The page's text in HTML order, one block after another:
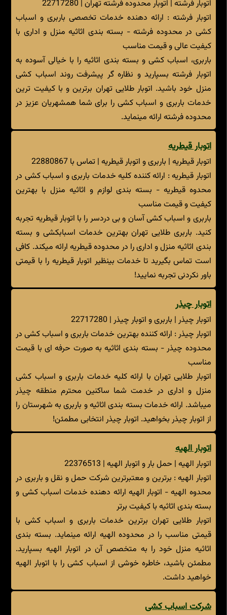
اتوبار فرشته | اتوبار محدوده فرشته تهران | 22717280
اتوبار فرشته : ارائه دهنده خدمات تخصصی باربری و اسباب
کشی در محدوده فرشته - بسته بندی اثاثیه منزل و اداری با
کیفیت عالی و قیمت مناسب
باربری، اسباب کشی و بسته بندی اثاثیه را با خیالی آسوده به
اتوبار فرشته بسپارید و نظاره گر پیشرفت روند اسباب کشی
منزل خود باشید. اتوبار طلایی تهران برترین و با کیفیت ترین
خدمات باربری و اسباب کشی را برای شما همشهریان عزیز در
محدوده فرشته ارائه مینماید.
اتوبار قیطریه
اتوبار قیطریه | باربری و اتوبار قیطریه | تماس با 22880867
اتوبار قیطریه : ارائه کننده کلیه خدمات باربری و اسباب کشی در
محدوه قیطریه - بسته بندی لوازم و اثاثیه منزل با بهترین
کیفیت و قیمت مناسب
باربری و اسباب کشی آسان و بی دردسر را با اتوبار قیطریه تجربه
کنید. باربری طلایی تهران بهترین خدمات اسبابکشی و بسته
بندی اثاثیه منزل و اداری را در محدوده قیطریه ارائه میکند. کافی
است تماس بگیرید تا خدمات بینظیر اتوبار قیطریه را با قیمتی
باور نکردنی تجربه نمایید!
اتوبار چیذر
اتوبار چیذر | باربری و اتوبار چیذر | 22717280
اتوبار چیذر : ارائه کننده بهترین خدمات باربری و اسباب کشی در
محدوده چیذر - بسته بندی اثاثیه به صورت حرفه ای با قیمت
مناسب
اتوبار طلایی تهران با ارائه کلیه خدمات باربری و اسباب کشی
منزل و اداری در خدمت شما ساکنین محترم منطقه چیذر
میباشد. ارائه خدمات بسته بندی اثاثیه و باربری به شهرستان را
از اتوبار چیذر بخواهید. اتوبار چیذر انتخابی مطمئن!
اتوبار الهیه
اتوبار الهیه | حمل بار و اتوبار الهیه | 22376513
اتوبار الهیه : برترین و معتبرترین شرکت حمل و نقل و باربری در
محدوه الهیه - اتوبار الهیه ارائه دهنده خدمات اسباب کشی و
بسته بندی اثاثیه با کیفیت برتر
اتوبار طلایی تهران برترین خدمات باربری و اسباب کشی با
قیمتی مناسب را در محدوده الهیه ارائه مینماید. بسته بندی
اثاثیه منزل خود را به متخصص آن در اتوبار الهیه بسپارید.
مطمئن باشید، خاطره خوشی از اسباب کشی را با اتوبار الهیه
خواهید داشت.
شرکت اسباب کشی